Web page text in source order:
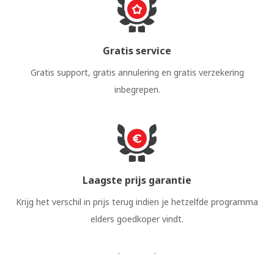
Gratis service
Gratis support, gratis annulering en gratis verzekering
inbegrepen.
Laagste prijs garantie
Krijg het verschil in prijs terug indien je hetzelfde programma
elders goedkoper vindt.